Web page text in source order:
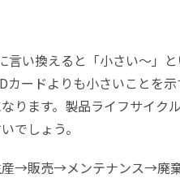
い換えると「小さい～」
ードよりも小さいことを
ります。製品ライフサイク
でしょう。
→販売→メンテナンス→廃